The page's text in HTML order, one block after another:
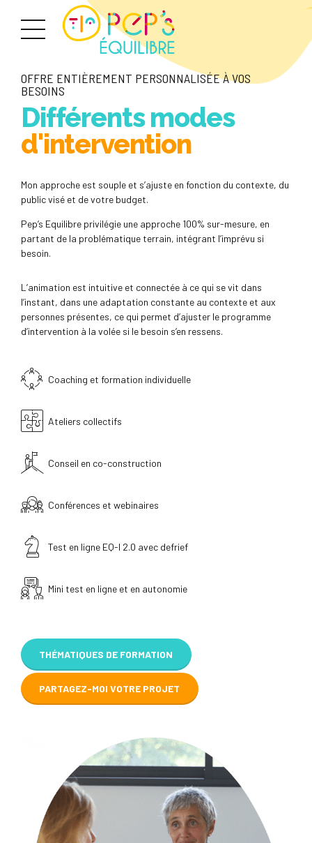
OFFRE ENTIÈREMENT PERSONNALISÉE À VOS
BESOINS
Différents modes
d'intervention
Mon approche est souple et s’ajuste en fonction du contexte, du
public visé et de votre budget.
Pep’s Equilibre privilégie une approche 100% sur-mesure, en
partant de la problématique terrain, intégrant l’imprévu si
besoin.
L’animation est intuitive et connectée à ce qui se vit dans
l’instant, dans une adaptation constante au contexte et aux
personnes présentes, ce qui permet d’ajuster le programme
d’intervention à la volée si le besoin s’en ressens.
Coaching et formation individuelle
Ateliers collectifs
Conseil en co-construction
Conférences et webinaires
Test en ligne EQ-I 2.0 avec defrief
Mini test en ligne et en autonomie
THÉMATIQUES DE FORMATION
PARTAGEZ-MOI VOTRE PROJET